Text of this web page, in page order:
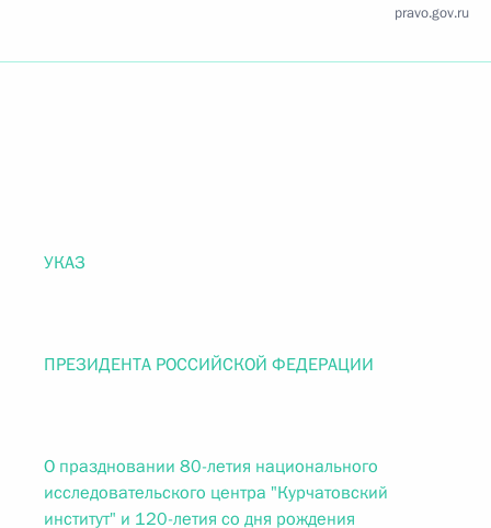
pravo.gov.ru
УКАЗ
ПРЕЗИДЕНТА РОССИЙСКОЙ ФЕДЕРАЦИИ
О праздновании 80-летия национального
исследовательского центра "Курчатовский
институт" и 120-летия со дня рождения